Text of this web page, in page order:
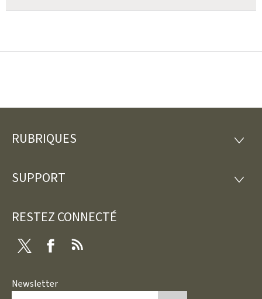
Pied
page
RUBRIQUES
SUPPORT
RESTEZ CONNECTÉ
Twitter Facebook
Newsletter